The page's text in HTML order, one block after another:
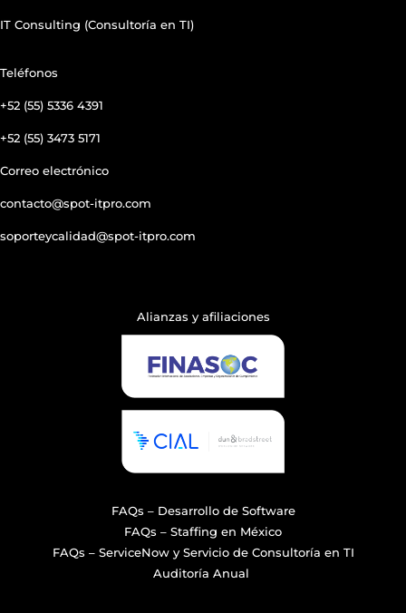
IT Consulting (Consultoría en TI)
Teléfonos
+52 (55) 5336 4391
+52 (55) 3473 5171
Correo electrónico
contacto@spot-itpro.com
soporteycalidad@spot-itpro.com
Alianzas y afiliaciones
FAQs – Desarrollo de Software
FAQs – Staffing en México
FAQs – ServiceNow y Servicio de Consultoría en TI
Auditoría Anual